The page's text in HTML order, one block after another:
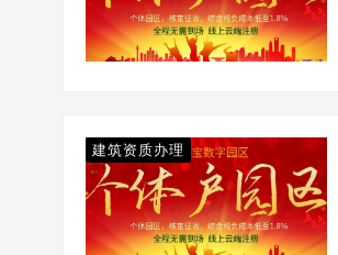
建筑资质办理